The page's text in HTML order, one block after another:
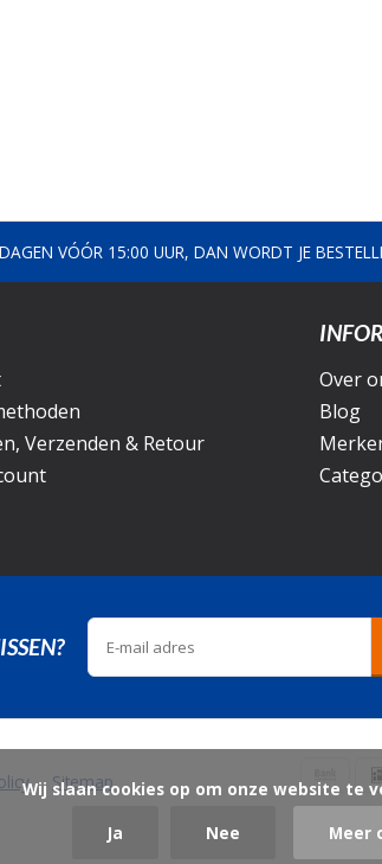
VÓÓR 15:00 UUR, DAN WORDT JE
Verzenden & Retour
Over
Blog
Sitemap
Is dat akkoord?
Ja
Nee Meer